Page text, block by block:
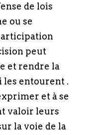
de lois
ou se
peut
et rendre la
entourent .
et à se
valoir leurs
la voie de la